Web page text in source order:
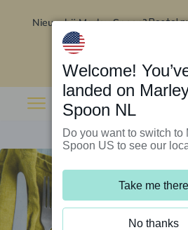
Nieuw bij Marley Spoon?Bestel
Welcome!
landed on
Spoon NL
Do you want to switch to
Spoon US to see our
Take me there
No thanks